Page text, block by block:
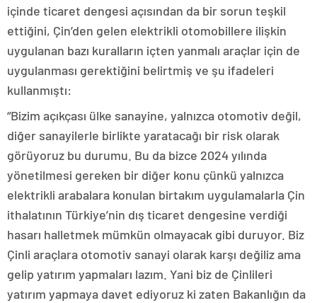
içinde ticaret dengesi açısından da bir sorun teşkil
ettiğini, Çin’den gelen elektrikli otomobillere ilişkin
uygulanan bazı kuralların içten yanmalı araçlar için de
uygulanması gerektiğini belirtmiş ve şu ifadeleri
kullanmıştı:
“Bizim açıkçası ülke sanayine, yalnızca otomotiv değil,
diğer sanayilerle birlikte yaratacağı bir risk olarak
görüyoruz bu durumu. Bu da bizce 2024 yılında
yönetilmesi gereken bir diğer konu çünkü yalnızca
elektrikli arabalara konulan birtakım uygulamalarla Çin
ithalatının Türkiye’nin dış ticaret dengesine verdiği
hasarı halletmek mümkün olmayacak gibi duruyor. Biz
Çinli araçlara otomotiv sanayi olarak karşı değiliz ama
gelip yatırım yapmaları lazım. Yani biz de Çinlileri
yatırım yapmaya davet ediyoruz ki zaten Bakanlığın da